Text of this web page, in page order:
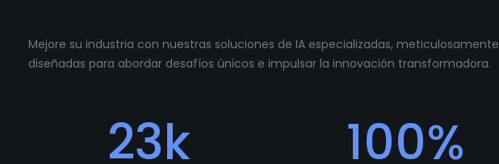
Mejore su industria con nuestras soluciones de IA especializadas, meticulosamente
diseñadas para abordar desafíos únicos e impulsar la innovación transformadora.
23k 100%